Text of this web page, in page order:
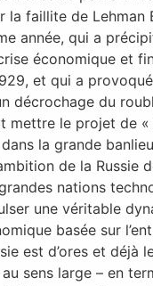
la faillite de Lehman
année, qui a
économique et
et qui a
décrochage du
mettre le projet de «
la grande
de la Russie
nations
une véritable
basée sur
est d’ores et déjà
sens large – en